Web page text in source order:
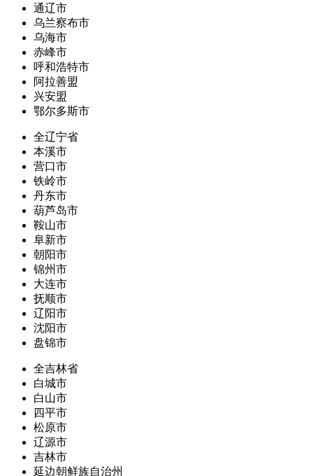
通辽市
乌兰察布市
乌海市
赤峰市
呼和浩特市
阿拉善盟
兴安盟
鄂尔多斯市
全辽宁省
本溪市
营口市
铁岭市
丹东市
葫芦岛市
鞍山市
阜新市
朝阳市
锦州市
大连市
抚顺市
辽阳市
沈阳市
盘锦市
全吉林省
白城市
白山市
四平市
松原市
辽源市
吉林市
延边朝鲜族自治州